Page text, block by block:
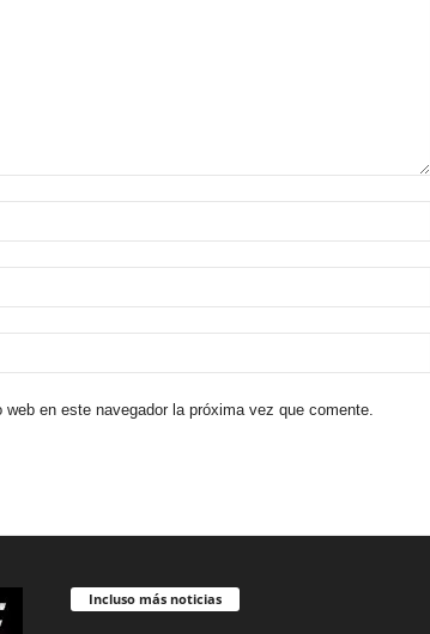
en este navegador la próxima vez que comente.
Incluso más noticias